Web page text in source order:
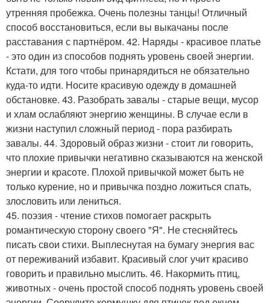
утренняя пробежка. Очень полезны танцы! Отличный
способ восстановиться, если вы выкачаны после
расставания с партнёром. 42. Наряды - красивое платье
- это один из способов поднять уровень своей энергии.
Кстати, для того чтобы принарядиться не обязательно
куда-то идти. Носите красивую одежду в домашней
обстановке. 43. Разобрать завалы - старые вещи, мусор
и хлам ослабляют энергию женщины. В случае если в
жизни наступил сложный период - пора разбирать
завалы. 44. Здоровый образ жизни - стоит ли говорить,
что плохие привычки негативно сказываются на женской
энергии и красоте. Плохой привычкой может быть не
только курение, но и привычка поздно ложиться спать,
злословить или лениться.
45. поэзия - чтение стихов помогает раскрыть
романтическую сторону своего "Я". Не стесняйтесь
писать свои стихи. Выплеснутая на бумагу энергия вас
от переживаний избавит. Красивый слог учит красиво
говорить и правильно мыслить. 46. Накормить птиц,
животных - очень простой способ поднять уровень своей